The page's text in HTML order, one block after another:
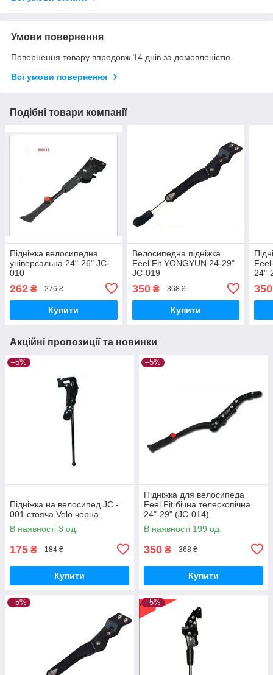
Умови повернення
Повернення товару впродовж 14 днів за домовленістю
Всі умови повернення
Подібні товари компанії
Підніжка велосипедна
універсальна 24"-26" JC-
010
262 ₴ 276 ₴
Купити
Велосипедна підніжка
Feel Fit YONGYUN 24-29"
JC-019
350₴ 368 ₴
Купити
Feel
24"-
350
Акційні пропозиції та новинки
–5%
Підніжка на велосипед JC -
001 стояча Velo чорна
В наявності 3 од.
175 ₴ 184 ₴
Купити
–5%
Підніжка для велосипеда
Feel Fit бічна телескопічна
24"-29" (JC-014)
В наявності 199 од.
350 ₴ 368 ₴
Купити
–5% –5%